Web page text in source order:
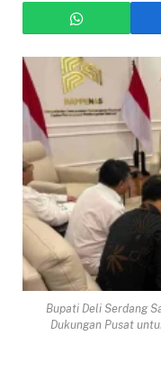
Bupati Deli Serdang
Dukungan Pusat